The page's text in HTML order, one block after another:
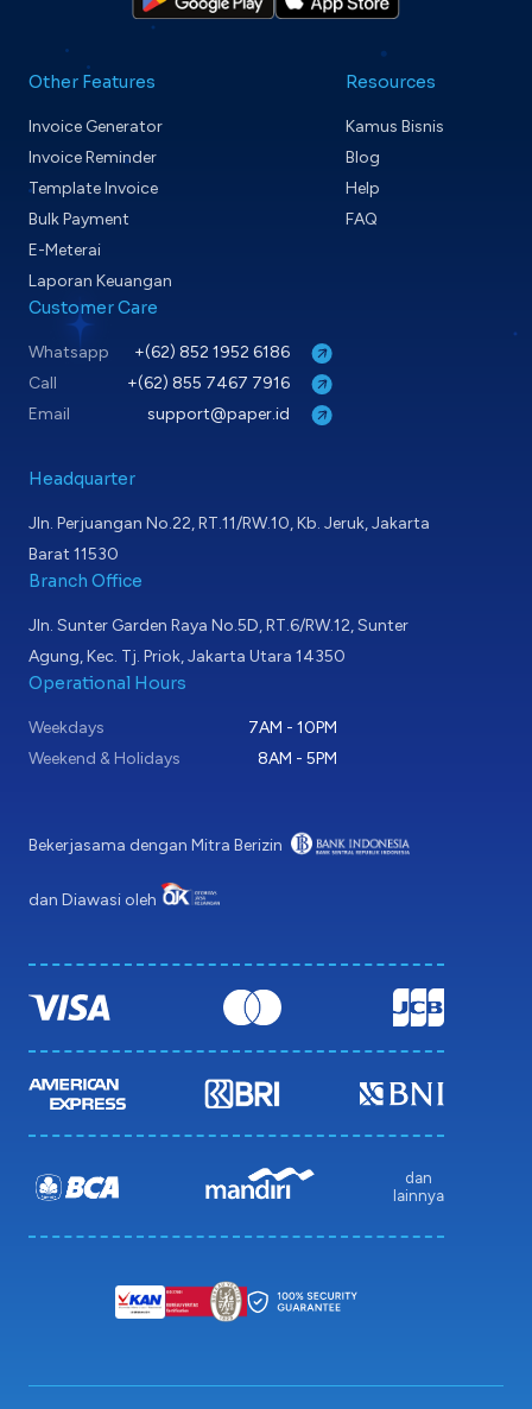
Other Features
Invoice Generator
Invoice Reminder
Template Invoice
Bulk Payment
E-Meterai
Laporan Keuangan
Resources
Kamus Bisnis
Blog
Help
FAQ
Customer Care
Whatsapp
+(62) 852 1952 6186
Call
+(62) 855 7467 7916
Email
support@paper.id
Headquarter
Jln. Perjuangan No.22, RT.11/RW.10, Kb. Jeruk, Jakarta
Barat 11530
Branch Office
Jln. Sunter Garden Raya No.5D, RT.6/RW.12, Sunter
Agung, Kec. Tj. Priok, Jakarta Utara 14350
Operational Hours
Weekdays
7AM - 10PM
Weekend & Holidays
8AM - 5PM
Bekerjasama dengan Mitra Berizin
dan Diawasi oleh
dan
lainnya